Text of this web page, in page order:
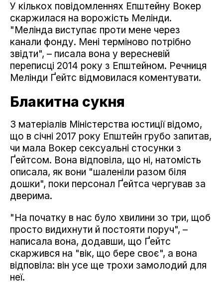
У кількох повідомленнях Епштейну Вокер
скаржилася на ворожість Мелінди.
"Мелінда виступає проти мене через
канали фонду. Мені терміново потрібно
звідти", – писала вона у вересневій
переписці 2014 року з Епштейном. Речниця
Мелінди Ґейтс відмовилася коментувати.
Блакитна сукня
З матеріалів Міністерства юстиції відомо,
що в січні 2017 року Епштейн грубо запитав,
чи мала Вокер сексуальні стосунки з
Ґейтсом. Вона відповіла, що ні, натомість
описала, як вони "шаленіли разом біля
дошки", поки персонал Ґейтса чергував за
дверима.
"На початку в нас було хвилини зо три, щоб
просто видихнути й постояти поруч", –
написала вона, додавши, що Ґейтс
скаржився на "вік, що бере своє", а вона
відповіла: він усе ще трохи замолодий для
неї.